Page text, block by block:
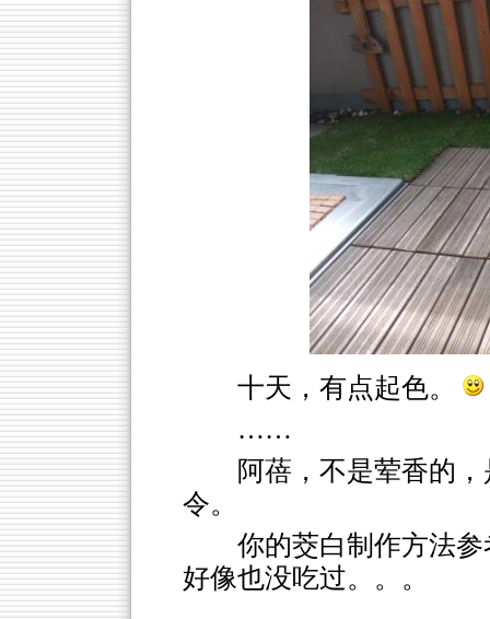
十天，有点起色。
……
阿蓓，不是荤香的
令。
你的茭白制作方法
好像也没吃过。。。